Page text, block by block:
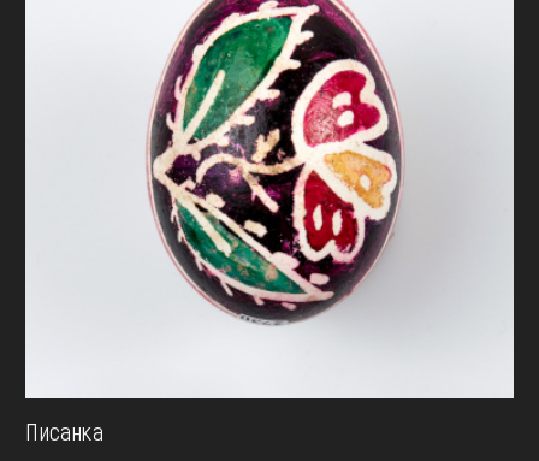
Писанка